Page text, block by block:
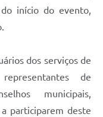
início do evento,
dos serviços de
de
municipais,
participarem deste